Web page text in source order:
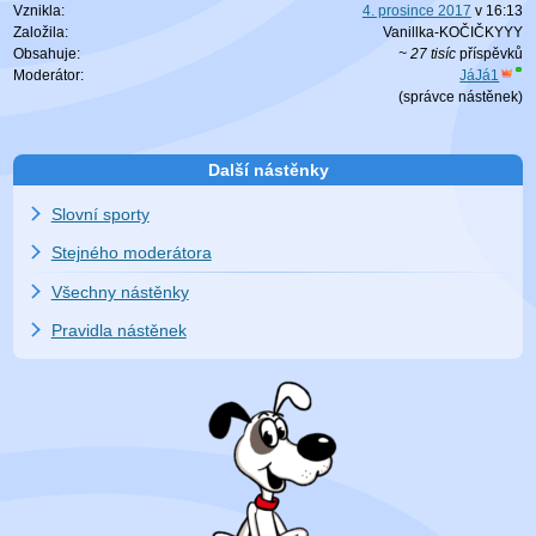
Vznikla: 4. prosince 2017 v 16:13
Založila:
Vanillka-KOČIČKYYY
Obsahuje:
~ 27 tisícpříspěvků
Moderátor:
JáJá1
(správce nástěnek)
Další nástěnky
Slovní sporty
Stejného moderátora
Všechny nástěnky
Pravidla nástěnek